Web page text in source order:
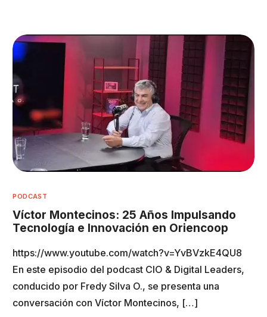
PODCAST
Víctor Montecinos: 25 Años Impulsando
Tecnología e Innovación en Oriencoop
https://www.youtube.com/watch?v=YvBVzkE4QU8
En este episodio del podcast CIO & Digital Leaders,
conducido por Fredy Silva O., se presenta una
conversación con Víctor Montecinos, […]